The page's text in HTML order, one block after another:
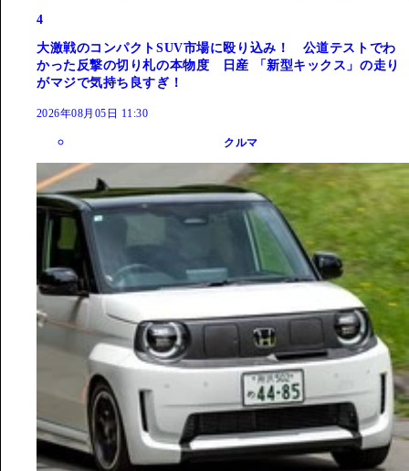
4
大激戦のコンパクトSUV市場に殴り込み！ 公道テストでわ
かった反撃の切り札の本物度 日産 「新型キックス」の走り
がマジで気持ち良すぎ！
2026年08月05日 11:30
クルマ